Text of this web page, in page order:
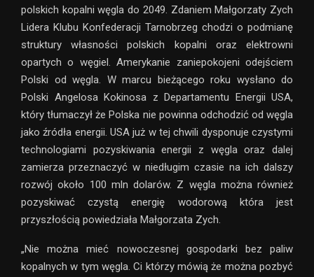
polskich kopalni węgla do 2049. Zdaniem Małgorzaty Zych
Lidera Klubu Konfederacji Tarnobrzeg chodzi o podmianę
struktury własności polskich kopalni oraz elektrowni
opartych o węgiel. Amerykanie zaniepokojeni odejściem
Polski od węgla. W marcu bieżącego roku wysłano do
Polski Angelosa Kokinosa z Departamentu Energii USA,
który tłumaczył że Polska nie powinna odchodzić od węgla
jako źródła energii. USA już w tej chwili dysponuje czystymi
technologiami pozyskiwania energii z węgla oraz dalej
zamierza przeznaczyć w niedługim czasie na ich dalszy
rozwój około 100 mln dolarów. Z węgla można również
pozyskiwać czystą energię wodorową która jest
przyszłością powiedziała Małgorzata Zych.
„Nie można mieć nowoczesnej gospodarki bez paliw
kopalnych w tym węgla. Ci którzy mówią że można pozbyć